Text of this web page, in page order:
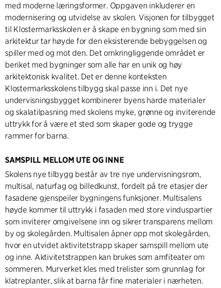
med moderne læringsformer. Oppgaven inkluderer en
modernisering og utvidelse av skolen. Visjonen for tilbygget
til Klostermarksskolen er å skape en bygning som med sin
arkitektur tar høyde for den eksisterende bebyggelsen og
spiller med og mot den. Det omkringliggende området er
beriket med bygninger som alle har en unik og høy
arkitektonisk kvalitet. Det er denne konteksten
Klostermarksskolens tilbygg skal passe inn i. Det nye
undervisningsbygget kombinerer byens harde materialer
og skalatilpasning med skolens myke, grønne og inviterende
uttrykk for å være et sted som skaper gode og trygge
rammer for barna.
SAMSPILL MELLOM UTE OG INNE
Skolens nye tilbygg består av tre nye undervisningsrom,
multisal, naturfag og billedkunst, fordelt på tre etasjer der
fasadene gjenspeiler bygningens funksjoner. Multisalens
høyde kommer til uttrykk i fasaden med store vinduspartier
som inviterer omgivelsene inn og sikrer transparens mellom
by og skolegården. Multisalen åpner opp mot skolegården,
hvor en utvidet aktivitetstrapp skaper samspill mellom ute
og inne. Aktivitetstrappen kan brukes som amfiteater om
sommeren. Murverket kles med trelister som grunnlag for
klatreplanter, slik at barna får fine materialer i nærheten.